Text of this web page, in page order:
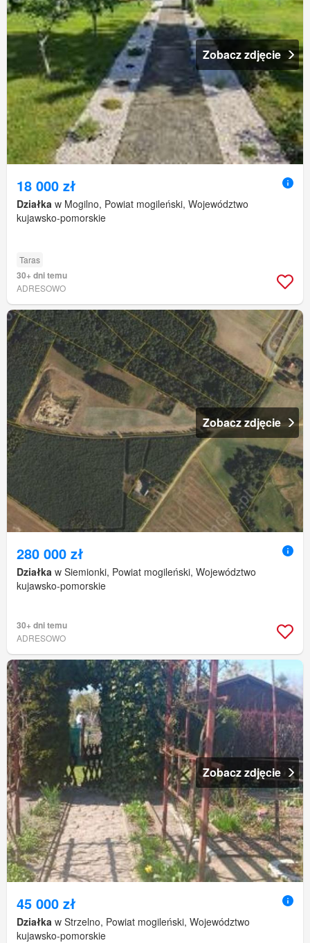
Zobacz zdjęcie
18 000 zł
Działka w Mogilno, Powiat mogileński, Województwo
kujawsko-pomorskie
Taras
30+ dni temu
ADRESOWO
Zobacz zdjęcie
280 000 zł
Działka w Siemionki, Powiat mogileński, Województwo
kujawsko-pomorskie
30+ dni temu
ADRESOWO
Zobacz zdjęcie
45 000 zł
Działka w Strzelno, Powiat mogileński, Województwo
kujawsko-pomorskie